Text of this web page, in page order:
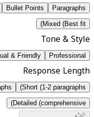
Paragraphs
Bullet Points
Mixed (Best fit)
Tone & Style
Professional
& Friendly
Response Length
Short (1-2 paragraphs)
Detailed (comprehensive)